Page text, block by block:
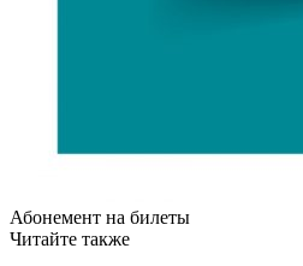
Абонемент на билеты
Читайте также